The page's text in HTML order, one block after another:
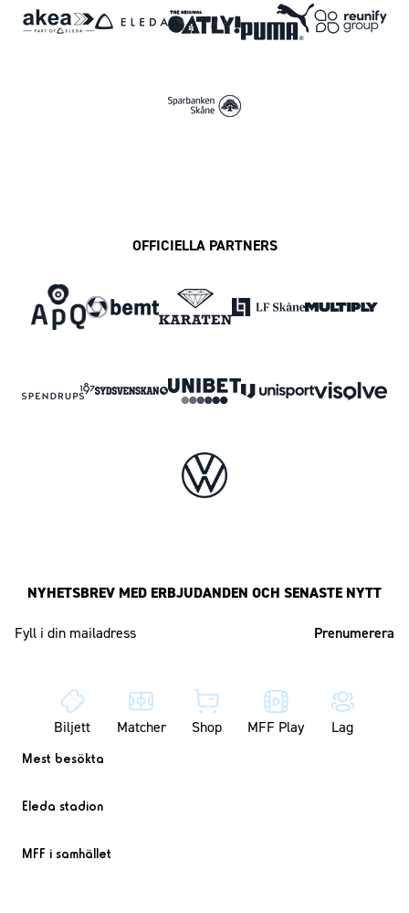
OFFICIELLA PARTNERS
NYHETSBREV MED ERBJUDANDEN OCH SENASTE NYTT
Biljett Matcher Shop MFF Play Lag
Mest besökta
Eleda stadion
MFF i samhället